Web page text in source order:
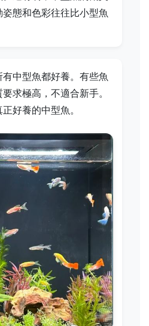
態和色彩往往比小型魚
中型魚都好養。有些魚
求極高，不適合新手。
好養的中型魚。